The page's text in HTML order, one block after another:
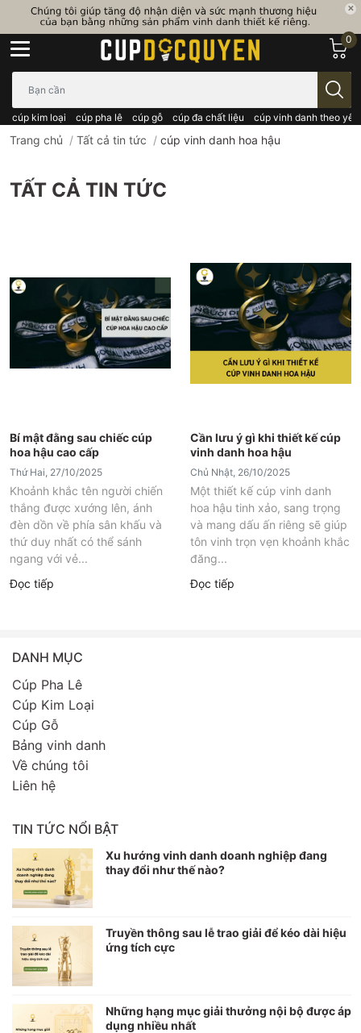
cúp kim loại cúp pha lê cúp gỗ cúp đa chất liệu cúp vinh danh theo
0
Trang chủ / Tất cả tin tức / cúp vinh danh hoa hậu
TẤT CẢ TIN TỨC
Bí mật đằng sau chiếc cúp
hoa hậu cao cấp
Thứ Hai, 27/10/2025
Khoảnh khắc tên người chiến
thắng được xướng lên, ánh
đèn dồn về phía sân khấu và
thứ duy nhất có thể sánh
ngang với vẻ...
Đọc tiếp
Cần lưu ý gì khi thiết kế cúp
vinh danh hoa hậu
Chủ Nhật, 26/10/2025
Một thiết kế cúp vinh danh
hoa hậu tinh xảo, sang trọng
và mang dấu ấn riêng sẽ giúp
tôn vinh trọn vẹn khoảnh khắc
đăng...
Đọc tiếp
DANH MỤC
Cúp Pha Lê
Cúp Kim Loại
Cúp Gỗ
Bảng vinh danh
Về chúng tôi
Liên hệ
TIN TỨC NỔI BẬT
Xu hướng vinh danh doanh nghiệp đang
thay đổi như thế nào?
Truyền thông sau lễ trao giải để kéo dài hiệu
ứng tích cực
Những hạng mục giải thưởng nội bộ được áp
dụng nhiều nhất